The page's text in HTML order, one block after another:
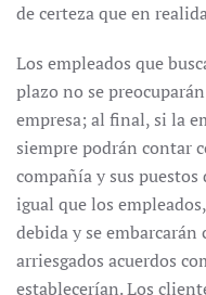
de certeza que en
Los empleados que
plazo no se
empresa; al final, si la
siempre podrán contar
compañía y sus
igual que los
debida y se embarcarán
arriesgados acuerdos
establecerían. Los